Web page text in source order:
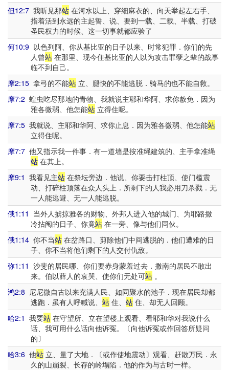
但12:7 我听见那站 在河水以上、穿细麻衣的、向天举起左右手、
指着活到永远的主起誓、说、要到一载、二载、半载、打破
圣民权力的时候、这一切事就都应验了
何10:9 以色列阿、你从基比亚的日子以来、时常犯罪．你们的先
人曾站在那里、现今住基比亚的人以为攻击罪孽之辈的战事
临不到自己。
摩2:15 拿弓的不能站 立、腿快的不能逃脱．骑马的也不能自救。
摩7:2 蝗虫吃尽那地的青物、我就说主耶和华阿、求你赦免．因为
雅各微弱、他怎能站立得住呢。
摩7:5 我就说、主耶和华阿、求你止息．因为雅各微弱、他怎能站
立得住呢。
摩7:7 他又指示我一件事．有一道墙是按准绳建筑的、主手拿准绳
站在其上。
摩9:1 我看见主站 在祭坛旁边．他说、你要击打柱顶、使门槛震
动、打碎柱顶落在众人头上．所剩下的人我必用刀杀戮．无
一人能逃避、无一人能逃脱。
俄1:11 当外人掳掠雅各的财物、外邦人进入他的城门、为耶路撒
冷拈阄的日子、你竟站在一旁、像与他们同伙。
俄1:14 你不当站 在岔路口、剪除他们中间逃脱的．他们遭难的日
子、你不当将他们剩下的人交付仇敌。
弥1:11 沙斐的居民哪、你们要赤身蒙羞过去．撒南的居民不敢出
来。伯以薛人的哀哭、使你们无处可站。
鸿2:8 尼尼微自古以来充满人民、如同聚水的池子．现在居民却都
逃跑．虽有人呼喊说、 站住、 站住、却无人回顾。
哈2:1 我要站 在守望所、立在望楼上观看、看耶和华对我说什么
话、我可用什么话向他诉冤。〔向他诉冤或作回答所疑问
的〕
哈3:6 他站 立、量了大地．〔或作使地震动〕观看、赶散万民．永
久的山崩裂、长存的岭塌陷．他的作为与古时一样。